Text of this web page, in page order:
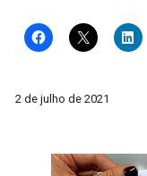
2 de julho de 2021